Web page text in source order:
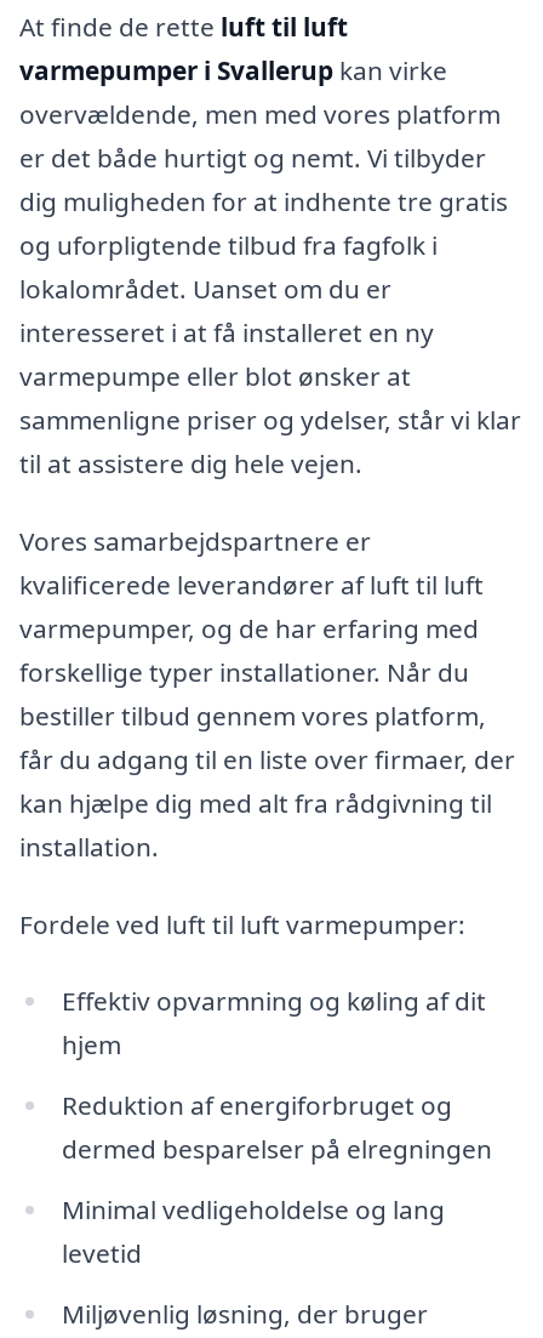
At finde de rette luft til luft
varmepumper i Svallerup kan virke
overvældende, men med vores platform
er det både hurtigt og nemt. Vi tilbyder
dig muligheden for at indhente tre gratis
og uforpligtende tilbud fra fagfolk i
lokalområdet. Uanset om du er
interesseret i at få installeret en ny
varmepumpe eller blot ønsker at
sammenligne priser og ydelser, står vi klar
til at assistere dig hele vejen.
Vores samarbejdspartnere er
kvalificerede leverandører af luft til luft
varmepumper, og de har erfaring med
forskellige typer installationer. Når du
bestiller tilbud gennem vores platform,
får du adgang til en liste over firmaer, der
kan hjælpe dig med alt fra rådgivning til
installation.
Fordele ved luft til luft varmepumper:
Effektiv opvarmning og køling af dit
hjem
Reduktion af energiforbruget og
dermed besparelser på elregningen
Minimal vedligeholdelse og lang
levetid
Miljøvenlig løsning, der bruger